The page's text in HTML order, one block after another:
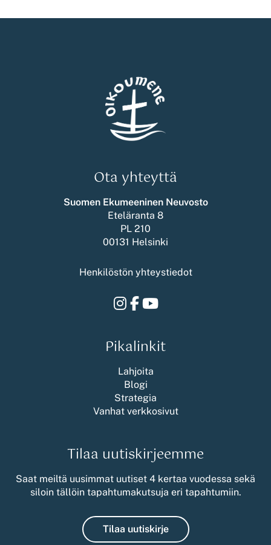
Ota yhteyttä
Suomen Ekumeeninen Neuvosto
Eteläranta 8
PL 210
00131 Helsinki
Henkilöstön yhteystiedot
Instagram
Facebook
Youtube
Pikalinkit
Lahjoita
Blogi
Strategia
Vanhat verkkosivut
Tilaa uutiskirjeemme
Saat meiltä uusimmat uutiset 4 kertaa vuodessa sekä
siloin tällöin tapahtumakutsuja eri tapahtumiin.
Tilaa uutiskirje